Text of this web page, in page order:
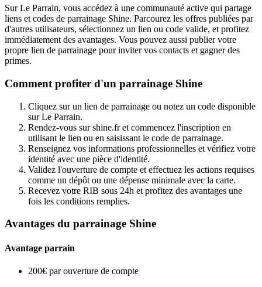
Sur Le Parrain, vous accédez à une communauté active qui partage
liens et codes de parrainage Shine. Parcourez les offres publiées par
d'autres utilisateurs, sélectionnez un lien ou code valide, et profitez
immédiatement des avantages. Vous pouvez aussi publier votre
propre lien de parrainage pour inviter vos contacts et gagner des
primes.
Comment profiter d'un parrainage Shine
Cliquez sur un lien de parrainage ou notez un code disponible
sur Le Parrain.
Rendez-vous sur shine.fr et commencez l'inscription en
utilisant le lien ou en saisissant le code de parrainage.
Renseignez vos informations professionnelles et vérifiez votre
identité avec une pièce d'identité.
Validez l'ouverture de compte et effectuez les actions requises
comme un dépôt ou une dépense minimale avec la carte.
Recevez votre RIB sous 24h et profitez des avantages une
fois les conditions remplies.
Avantages du parrainage Shine
Avantage parrain
200€ par ouverture de compte